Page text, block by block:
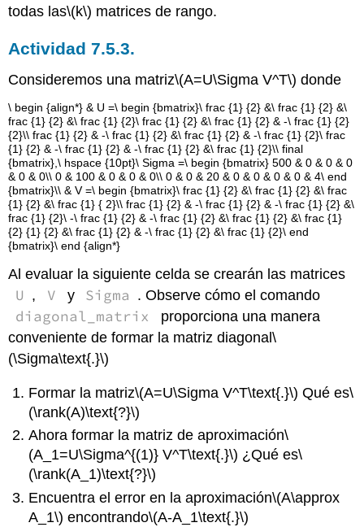
todas las\(k\) matrices de rango.
Actividad 7.5.3.
Consideremos una matriz\(A=U\Sigma V^T\) donde
\ begin {align*} & U =\ begin {bmatrix}\ frac {1} {2} &\ frac {1} {2} &\
frac {1} {2} &\ frac {1} {2}\ frac {1} {2} &\ frac {1} {2} & -\ frac {1} {2}
{2}\\ frac {1} {2} & -\ frac {1} {2} &\ frac {1} {2} & -\ frac {1} {2}\ frac
{1} {2} & -\ frac {1} {2} & -\ frac {1} {2} &\ frac {1} {2}\\ final
{bmatrix},\ hspace {10pt}\ Sigma =\ begin {bmatrix} 500 & 0 & 0 & 0
& 0 & 0\\ 0 & 100 & 0 & 0 & 0\\ 0 & 0 & 20 & 0 & 0 & 0 & 0 & 4\ end
{bmatrix}\\ & V =\ begin {bmatrix}\ frac {1} {2} &\ frac {1} {2} &\ frac
{1} {2} &\ frac {1} { 2}\\ frac {1} {2} & -\ frac {1} {2} & -\ frac {1} {2} &\
frac {1} {2}\ -\ frac {1} {2} & -\ frac {1} {2} &\ frac {1} {2} &\ frac {1}
{2} {1} {2} &\ frac {1} {2} & -\ frac {1} {2} &\ frac {1} {2}\ end
{bmatrix}\ end {align*}
Al evaluar la siguiente celda se crearán las matrices
U , V y Sigma . Observe cómo el comando
diagonal_matrix
proporciona una manera
conveniente de formar la matriz diagonal\
(\Sigma\text{.}\)
Formar la matriz\(A=U\Sigma V^T\text{.}\) Qué es\
(\rank(A)\text{?}\)
Ahora formar la matriz de aproximación\
(A_1=U\Sigma^{(1)} V^T\text{.}\) ¿Qué es\
(\rank(A_1)\text{?}\)
Encuentra el error en la aproximación\(A\approx
A_1\) encontrando\(A-A_1\text{.}\)